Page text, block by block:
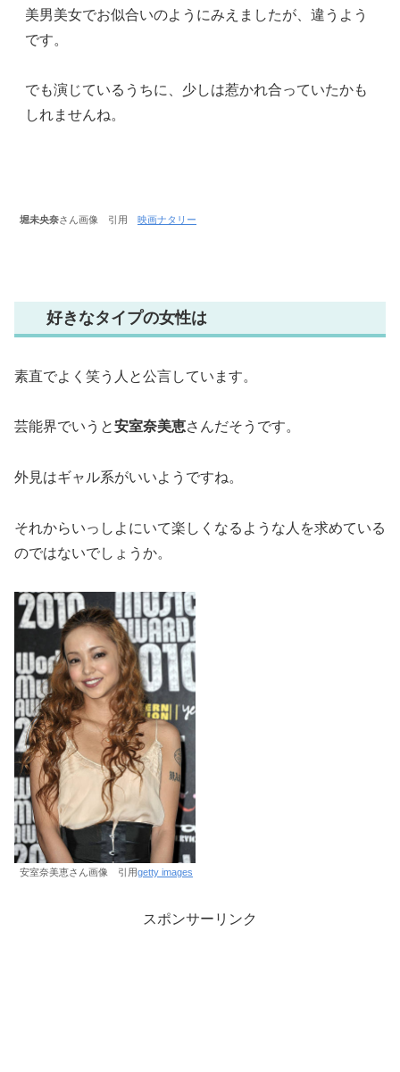
美男美女でお似合いのようにみえましたが、違うよう
です。
でも演じているうちに、少しは惹かれ合っていたかも
しれませんね。
堀未央奈さん画像 引用 映画ナタリー
好きなタイプの女性は
素直でよく笑う人と公言しています。
芸能界でいうと安室奈美恵さんだそうです。
外見はギャル系がいいようですね。
それからいっしよにいて楽しくなるような人を求めている
のではないでしょうか。
安室奈美恵さん画像 引用getty images
スポンサーリンク